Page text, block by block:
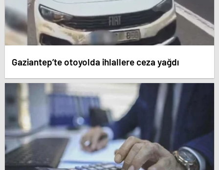
Gaziantep’te otoyolda ihlallere ceza yağdı